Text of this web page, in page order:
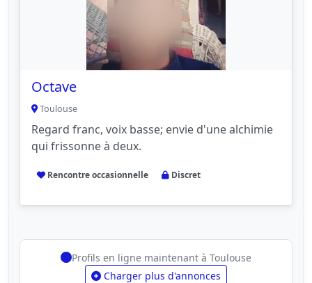
Octave
Toulouse
Regard franc, voix basse; envie d'une alchimie
qui frissonne à deux.
Rencontre occasionnelle Discret
Profils en ligne maintenant à Toulouse
Charger plus d'annonces